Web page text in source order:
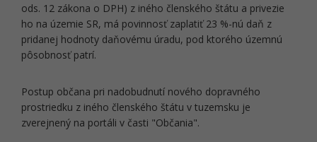
ods. 12 zákona o DPH) z iného členského štátu a privezie
ho na územie SR, má povinnosť zaplatiť 23 %-nú daň z
pridanej hodnoty daňovému úradu, pod ktorého územnú
pôsobnosť patrí.
Postup občana pri nadobudnutí nového dopravného
prostriedku z iného členského štátu v tuzemsku je
zverejnený na portáli v časti "Občania".